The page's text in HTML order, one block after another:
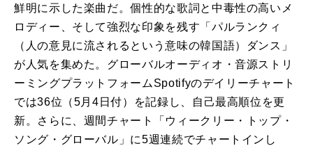
鮮明に示した楽曲だ。個性的な歌詞と中毒性の高いメ
ロディー、そして強烈な印象を残す「パルランクィ
（人の意見に流されるという意味の韓国語）ダンス」
が人気を集めた。グローバルオーディオ・音源ストリ
ーミングプラットフォームSpotifyのデイリーチャート
では36位（5月4日付）を記録し、自己最高順位を更
新。さらに、週間チャート「ウィークリー・トップ・
ソング・グローバル」に5週連続でチャートインし